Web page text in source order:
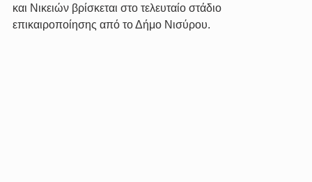
και Νικειών βρίσκεται στο τελευταίο στάδιο
επικαιροποίησης από το Δήμο Νισύρου.